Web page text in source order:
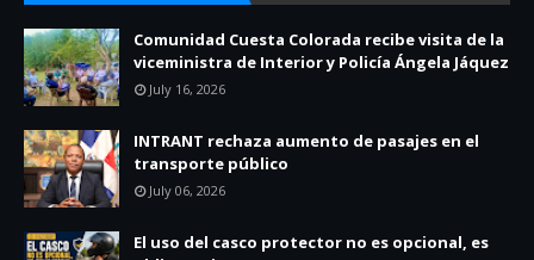
Comunidad Cuesta Colorada recibe visita de la
viceministra de Interior y Policía Ángela Jáquez
July 16, 2026
INTRANT rechaza aumento de pasajes en el
transporte público
July 06, 2026
El uso del casco protector no es opcional, es